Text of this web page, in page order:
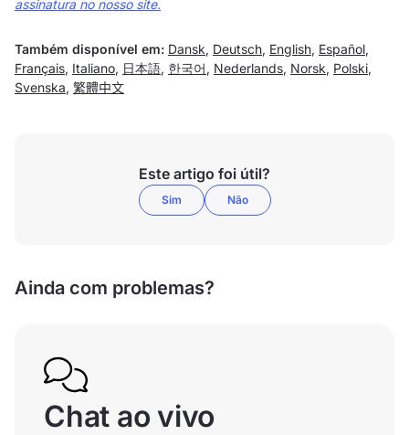
assinatura no nosso site.
Também disponível em: Dansk, Deutsch, English, Español,
Français, Italiano, 日本語, 한국어 , Nederlands, Norsk, Polski,
Svenska, 繁體中文
Este artigo foi útil?
Sim Não
Ainda com problemas?
Chat ao vivo